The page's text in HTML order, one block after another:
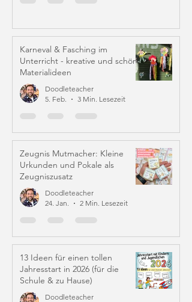
Karneval & Fasching im
Unterricht - kreative und schöne
Materialideen
Doodleteacher
5. Feb.
3 Min. Lesezeit
Zeugnis Mutmacher: Kleine
Urkunden und Pokale als
Zeugniszusatz
Doodleteacher
24. Jan.
2 Min. Lesezeit
13 Ideen für einen tollen
Jahresstart in 2026 (für die
Schule & zu Hause)
Doodleteacher